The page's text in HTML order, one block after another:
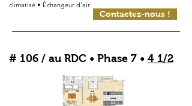
climatisé • Échangeur d'air.
Contactez-nous !
# 106 / au RDC • Phase 7 • 4 1/2